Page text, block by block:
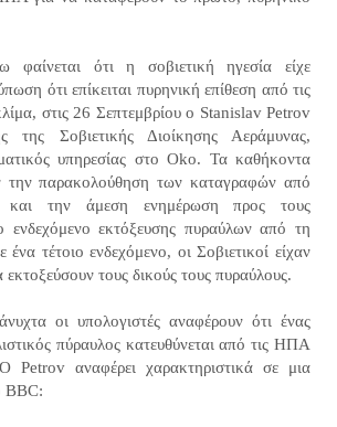
ότι η σοβιετική ηγεσία είχε
ότι επίκειται πυρηνική επίθεση από τις
στις 26 Σεπτεμβρίου ο Stanislav Petrov
της Σοβιετικής Διοίκησης Αεράμυνας,
υπηρεσίας στο Oko. Τα καθήκοντα
την παρακολούθηση των καταγραφών από
και την άμεση ενημέρωση προς τους
ενδεχόμενο εκτόξευσης πυραύλων από τη
τέτοιο ενδεχόμενο, οι Σοβιετικοί είχαν
εκτοξεύσουν τους δικούς τους πυραύλους.
οι υπολογιστές αναφέρουν ότι ένας
πύραυλος κατευθύνεται από τις ΗΠΑ
αναφέρει χαρακτηριστικά σε μια
BBC: